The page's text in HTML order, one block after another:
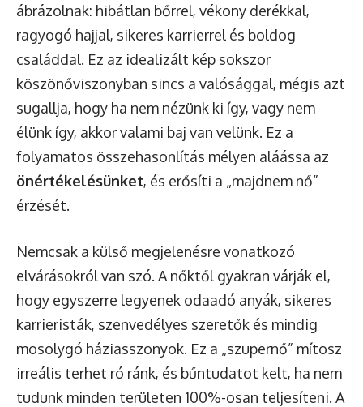
ábrázolnak: hibátlan bőrrel, vékony derékkal,
ragyogó hajjal, sikeres karrierrel és boldog
családdal. Ez az idealizált kép sokszor
köszönőviszonyban sincs a valósággal, mégis azt
sugallja, hogy ha nem nézünk ki így, vagy nem
élünk így, akkor valami baj van velünk. Ez a
folyamatos összehasonlítás mélyen aláássa az
önértékelésünket, és erősíti a „majdnem nő”
érzését.
Nemcsak a külső megjelenésre vonatkozó
elvárásokról van szó. A nőktől gyakran várják el,
hogy egyszerre legyenek odaadó anyák, sikeres
karrieristák, szenvedélyes szeretők és mindig
mosolygó háziasszonyok. Ez a „szupernő” mítosz
irreális terhet ró ránk, és bűntudatot kelt, ha nem
tudunk minden területen 100%-osan teljesíteni. A